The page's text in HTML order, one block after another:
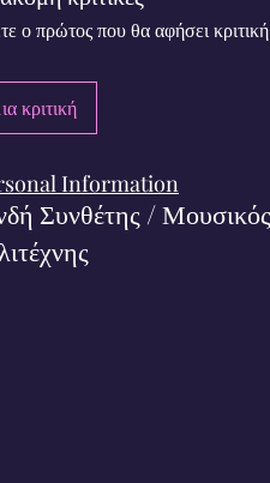
ο πρώτος που θα αφήσει
κριτική
Συνθέτης /
Information